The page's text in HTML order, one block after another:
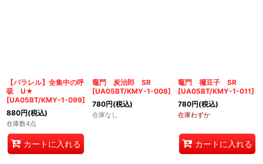
【パラレル】全集中の呼
吸 U★
[UA05BT/KMY-1-099]
880円(税込)
在庫数4点
カートに入れる
竈門 炭治郎 SR
[UA05BT/KMY-1-008]
780円(税込)
在庫なし
竈門 禰豆子 SR
[UA05BT/KMY-1-011]
780円(税込)
在庫わずか
カートに入れる